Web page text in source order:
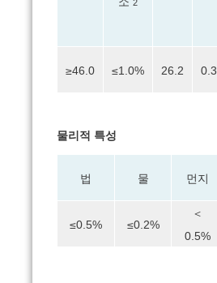
2
≥46.0 ≤1.0% 26.2 0.3
물리적 특성
법 물 먼지
≤0.5% ≤0.2%
＜
0.5%